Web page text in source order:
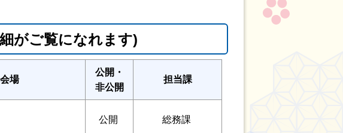
がご覧になれます)
会場
公開・
非公開
担当課
公開 総務課